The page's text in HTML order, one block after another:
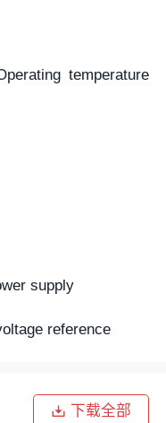
temperature
supply
reference
下载全部